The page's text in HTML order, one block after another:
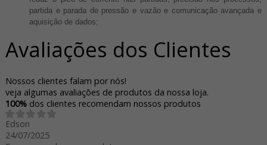
partida e parada de pressão e vazão e comunicação avançada e
aquisição de dados;
Avaliações dos Clientes
Nossos clientes falam por nós!
veja algumas avaliações de produtos da nossa loja.
100% dos clientes recomendam nossos produtos
Edson
24/07/2025